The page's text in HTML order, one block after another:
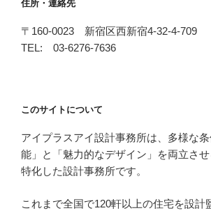
住所・連絡先
〒160-0023 新宿区西新宿4-32-4-709
TEL: 03-6276-7636
このサイトについて
アイプラスアイ設計事務所は、多様な
能」と「魅力的なデザイン」を両立さ
特化した設計事務所です。
これまで全国で120軒以上の住宅を設計